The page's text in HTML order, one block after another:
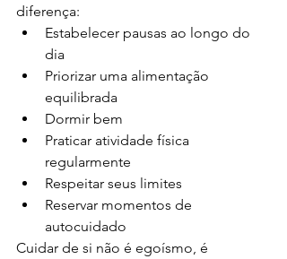
diferença:
Estabelecer pausas ao longo do
dia
Priorizar uma alimentação
equilibrada
Dormir bem
Praticar atividade física
regularmente
Respeitar seus limites
Reservar momentos de
autocuidado
Cuidar de si não é egoísmo, é